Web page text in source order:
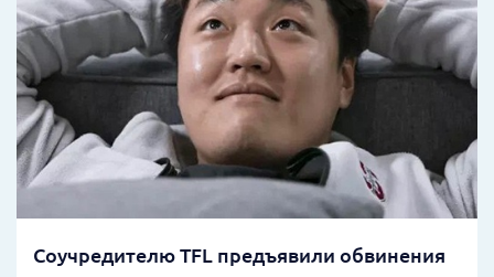
Соучредителю TFL предъявили обвинения